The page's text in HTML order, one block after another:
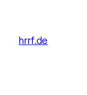
hrrf.de